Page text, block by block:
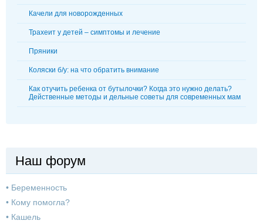
Качели для новорожденных
Трахеит у детей – симптомы и лечение
Пряники
Коляски б/у: на что обратить внимание
Как отучить ребенка от бутылочки? Когда это нужно делать?
Действенные методы и дельные советы для современных мам
Наш форум
• Беременность
• Кому помогла?
• Кашель